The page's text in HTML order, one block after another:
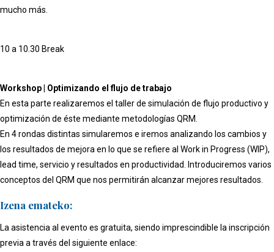
mucho más.
10 a 10.30 Break
Workshop | Optimizando el flujo de trabajo
En esta parte realizaremos el taller de simulación de flujo productivo y
optimización de éste mediante metodologías QRM.
En 4 rondas distintas simularemos e iremos analizando los cambios y
los resultados de mejora en lo que se refiere al Work in Progress (WIP),
lead time, servicio y resultados en productividad. Introduciremos varios
conceptos del QRM que nos permitirán alcanzar mejores resultados.
Izena emateko:
La asistencia al evento es gratuita, siendo imprescindible la inscripción
previa a través del siguiente enlace: